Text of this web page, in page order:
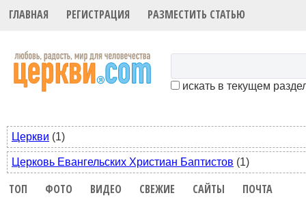
ГЛАВНАЯ РЕГИСТРАЦИЯ РАЗМЕСТИТЬ СТАТЬЮ
искать в текущем
Церкви (1)
Церковь Евангельских Христиан Баптистов (1)
ТОП ФОТО ВИДЕО СВЕЖИЕ САЙТЫ ПОЧТА